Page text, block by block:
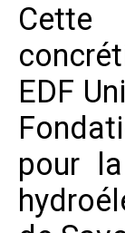
EDF
pour